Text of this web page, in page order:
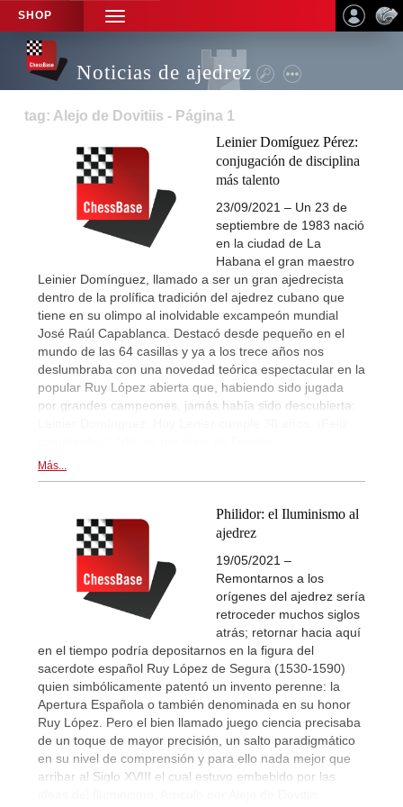
SHOP
TOGGLE
NAVIGATION
Noticias de ajedrez
tag: Alejo de Dovitiis - Página 1
Leinier Domíguez Pérez:
conjugación de disciplina
más talento
23/09/2021 – Un 23 de
septiembre de 1983 nació
en la ciudad de La
Habana el gran maestro
Leinier Domínguez, llamado a ser un gran ajedrecista
dentro de la prolífica tradición del ajedrez cubano que
tiene en su olimpo al inolvidable excampeón mundial
José Raúl Capablanca. Destacó desde pequeño en el
mundo de las 64 casillas y ya a los trece años nos
deslumbraba con una novedad teórica espectacular en la
popular Ruy López abierta que, habiendo sido jugada
por grandes campeones, jamás había sido descubierta:
Más...
Philidor: el Iluminismo al
ajedrez
19/05/2021 –
Remontarnos a los
orígenes del ajedrez sería
retroceder muchos siglos
atrás; retornar hacia aquí
en el tiempo podría depositarnos en la figura del
sacerdote español Ruy López de Segura (1530-1590)
quien simbólicamente patentó un invento perenne: la
Apertura Española o también denominada en su honor
Ruy López. Pero el bien llamado juego ciencia precisaba
de un toque de mayor precisión, un salto paradigmático
en su nivel de comprensión y para ello nada mejor que
arribar al Siglo XVIII el cual estuvo embebido por las